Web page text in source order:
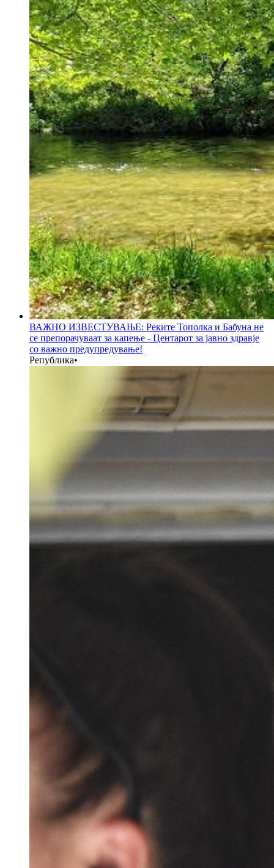
ВАЖНО ИЗВЕСТУВАЊЕ: Реките Тополка и Бабуна не
се препорачуваат за капење - Центарот за јавно здравје
со важно предупредување!
Република•